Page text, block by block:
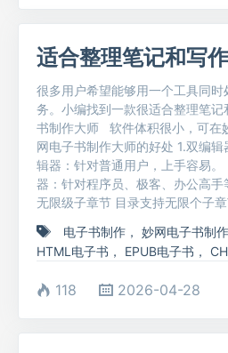
适合整理笔记和写
很多用户希望能够用一个工具同
务。小编找到一款很适合整理笔
书制作大师 软件体积很小，可在
网电子书制作大师的好处 1.​双编
辑器：针对普通用户，上手容易
器：针对程序员、极客、办公高
无限级子章节 目录支持无限个子
电子书制作 ， 妙网电子书制
HTML电子书 ， EPUB电子书 ，
118 2026-04-28